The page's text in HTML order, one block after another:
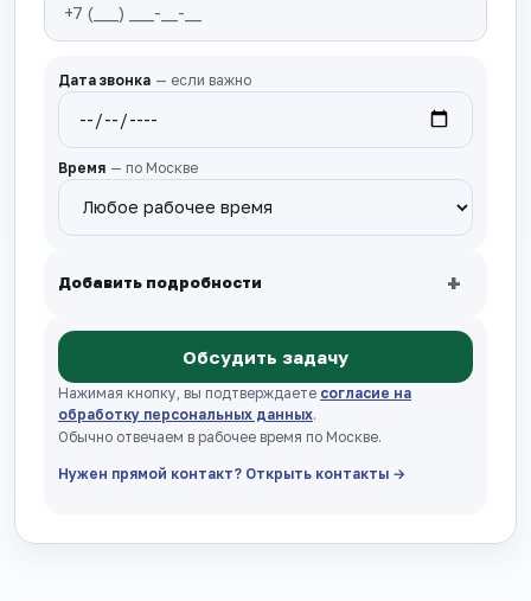
Дата звонка — если важно
Время — по Москве
Добавить подробности +
Обсудить задачу
Нажимая кнопку, вы подтверждаете согласие на
обработку персональных данных.
Обычно отвечаем в рабочее время по Москве.
Нужен прямой контакт? Открыть контакты →